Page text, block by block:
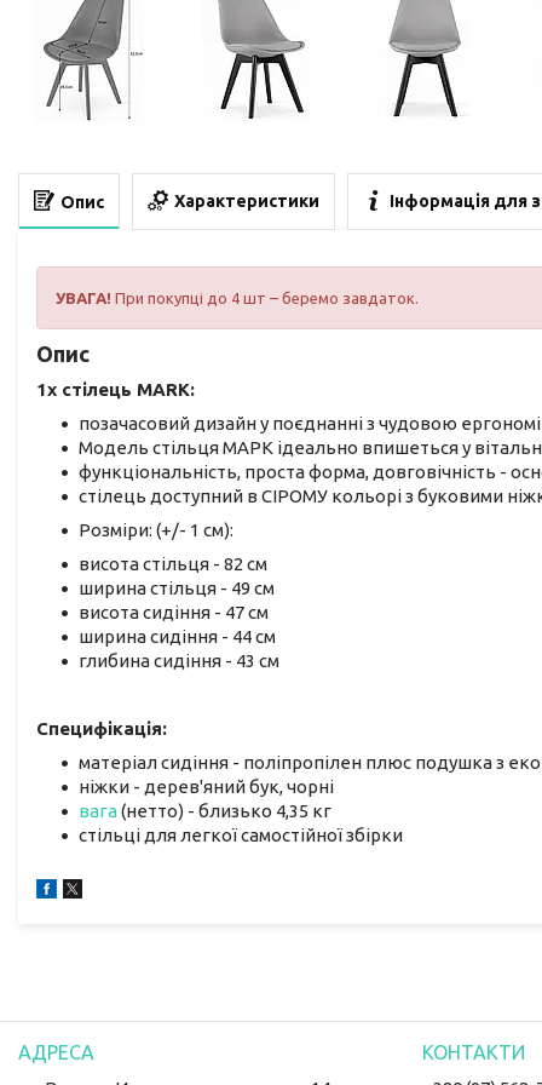
Опис Характеристики Інформація для
УВАГА! При покупці до 4 шт – беремо завдаток.
Опис
1x стілець MARK:
позачасовий дизайн у поєднанні з чудовою
Модель стільця МАРК ідеально впишеться у
функціональність, проста форма, довговічність -
стілець доступний в СІРОМУ кольорі з буковими
Розміри: (+/- 1 см):
висота стільця - 82 см
ширина стільця - 49 см
висота сидіння - 47 см
ширина сидіння - 44 см
глибина сидіння - 43 см
Специфікація:
матеріал сидіння - поліпропілен плюс подушка з
ніжки - дерев'яний бук, чорні
вага(нетто) - близько 4,35 кг
стільці для легкої самостійної збірки